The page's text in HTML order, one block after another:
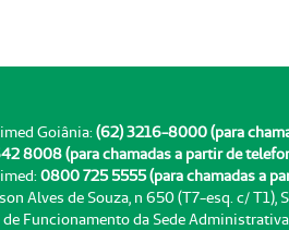
Goiânia: (62) 3216-8000 (para
8008 (para chamadas a partir de
0800 725 5555 (para chamadas a
Alves de Souza, n 650 (T7-esq. c/ T1),
Funcionamento da Sede